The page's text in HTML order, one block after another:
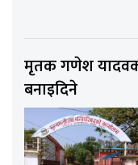
मृतक गणेश
बनाइदिने